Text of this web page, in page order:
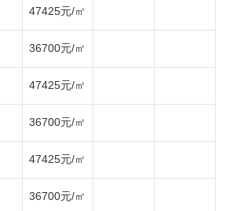
47425元/㎡
36700元/㎡
47425元/㎡
36700元/㎡
47425元/㎡
36700元/㎡